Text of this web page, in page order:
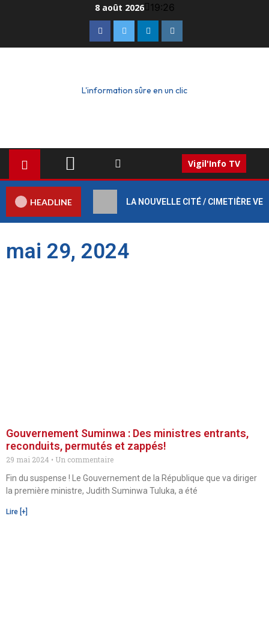
8 août 2026 19:26
L'information sûre en un clic
Vigil'Info TV
HEADLINE LA NOUVELLE CITÉ / CIMETIÈRE
mai 29, 2024
Gouvernement Suminwa : Des ministres entrants,
reconduits, permutés et zappés!
29 mai 2024
Un commentaire
Fin du suspense ! Le Gouvernement de la République que va diriger
la première ministre, Judith Suminwa Tuluka, a été
Lire [+]